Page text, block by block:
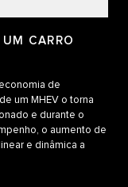
CARRO
de
um MHEV o torna
e durante o
o aumento de
e dinâmica a